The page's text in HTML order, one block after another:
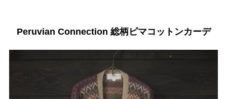
Peruvian Connection 総柄ピマコットンカーデ